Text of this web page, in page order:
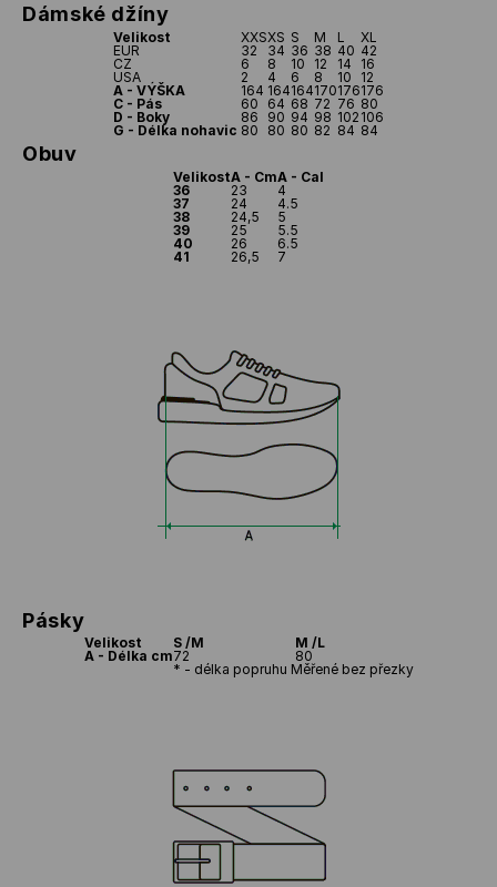
Dámské džíny
Velikost XXSXS S M L
XL
EUR
32 34 36 38 40 42
CZ
6 8 10 12 14
16
USA
2 4 6 8 10
12
A - VÝŠKA
164 164164170176176
C - Pás
60 64 68 72 76 80
D - Boky
86 90 94 98 102 106
G - Délka nohavic 80 80 80 82 84 84
Obuv
VelikostA - CmA - Cal
36
23
4
37
24
4.5
38
24,5
5
39
25
5.5
40
26
6.5
41
26,5 7
Pásky
Velikost S /M
M /L
A - Délka cm72
80
* - délka popruhu Měřené bez přezky